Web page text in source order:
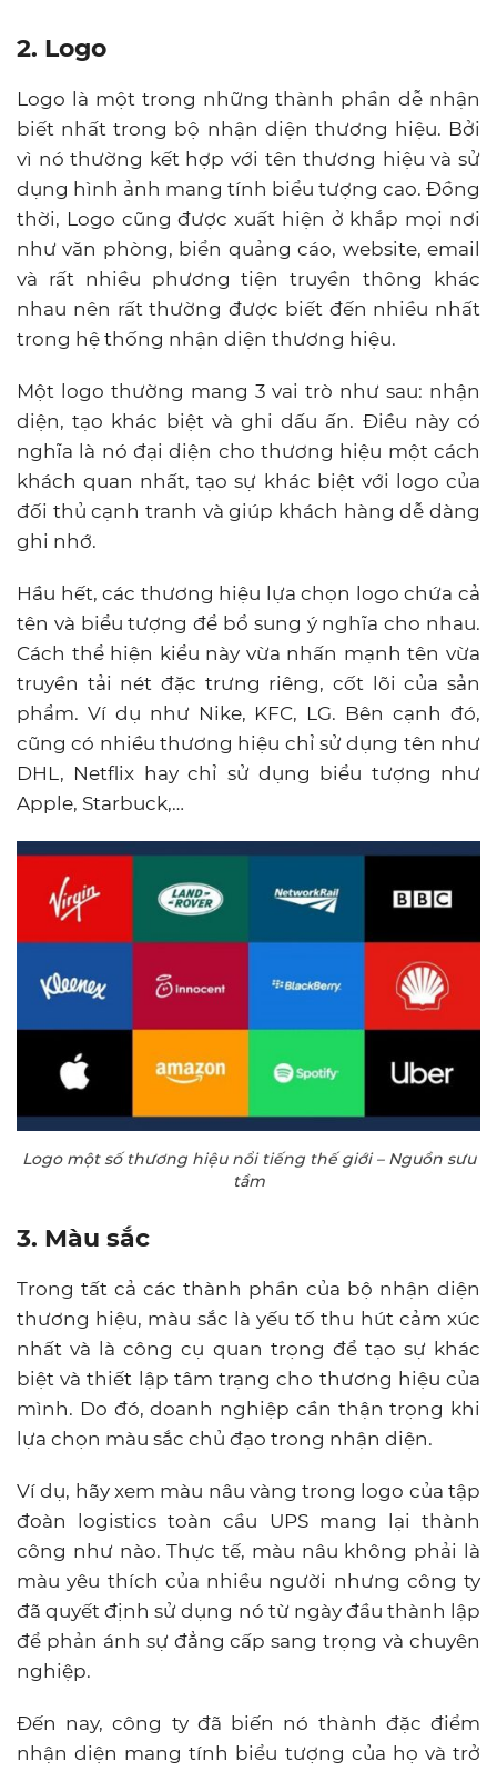
2. Logo
Logo là một trong những thành phần dễ nhận
biết nhất trong bộ nhận diện thương hiệu. Bởi
vì nó thường kết hợp với tên thương hiệu và sử
dụng hình ảnh mang tính biểu tượng cao. Đồng
thời, Logo cũng được xuất hiện ở khắp mọi nơi
như văn phòng, biển quảng cáo, website, email
và rất nhiều phương tiện truyền thông khác
nhau nên rất thường được biết đến nhiều nhất
trong hệ thống nhận diện thương hiệu.
Một logo thường mang 3 vai trò như sau: nhận
diện, tạo khác biệt và ghi dấu ấn. Điều này có
nghĩa là nó đại diện cho thương hiệu một cách
khách quan nhất, tạo sự khác biệt với logo của
đối thủ cạnh tranh và giúp khách hàng dễ dàng
ghi nhớ.
Hầu hết, các thương hiệu lựa chọn logo chứa cả
tên và biểu tượng để bổ sung ý nghĩa cho nhau.
Cách thể hiện kiểu này vừa nhấn mạnh tên vừa
truyền tải nét đặc trưng riêng, cốt lõi của sản
phẩm. Ví dụ như Nike, KFC, LG. Bên cạnh đó,
cũng có nhiều thương hiệu chỉ sử dụng tên như
DHL, Netflix hay chỉ sử dụng biểu tượng như
Apple, Starbuck,…
Logo một số thương hiệu nổi tiếng thế giới – Nguồn sưu
tầm
3. Màu sắc
Trong tất cả các thành phần của bộ nhận diện
thương hiệu, màu sắc là yếu tố thu hút cảm xúc
nhất và là công cụ quan trọng để tạo sự khác
biệt và thiết lập tâm trạng cho thương hiệu của
mình. Do đó, doanh nghiệp cần thận trọng khi
lựa chọn màu sắc chủ đạo trong nhận diện.
Ví dụ, hãy xem màu nâu vàng trong logo của tập
đoàn logistics toàn cầu UPS mang lại thành
công như nào. Thực tế, màu nâu không phải là
màu yêu thích của nhiều người nhưng công ty
đã quyết định sử dụng nó từ ngày đầu thành lập
để phản ánh sự đẳng cấp sang trọng và chuyên
nghiệp.
Đến nay, công ty đã biến nó thành đặc điểm
nhận diện mang tính biểu tượng của họ và trở